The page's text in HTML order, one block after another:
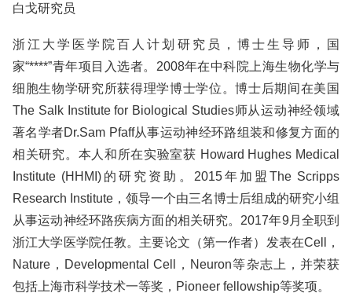
白戈研究员
浙江大学医学院百人计划研究员，博士生导师，国
家“****”青年项目入选者。2008年在中科院上海生物化学与
细胞生物学研究所获得理学博士学位。博士后期间在美国
The Salk Institute for Biological Studies师从运动神经领域
著名学者Dr.Sam Pfaff从事运动神经环路组装和修复方面的
相关研究。本人和所在实验室获 Howard Hughes Medical
Institute (HHMI)的研究资助。2015年加盟The Scripps
Research Institute，领导一个由三名博士后组成的研究小组
从事运动神经环路疾病方面的相关研究。2017年9月全职到
浙江大学医学院任教。主要论文（第一作者）发表在Cell，
Nature，Developmental Cell，Neuron等杂志上，并荣获
包括上海市科学技术一等奖，Pioneer fellowship等奖项。